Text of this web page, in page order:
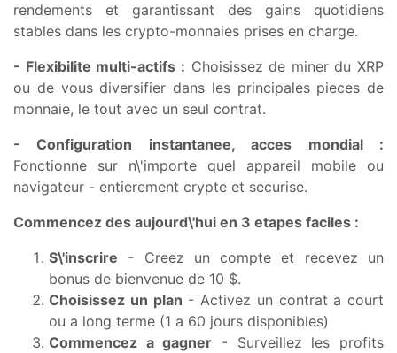
rendements et garantissant des gains quotidiens
stables dans les crypto-monnaies prises en charge.
- Flexibilite multi-actifs : Choisissez de miner du XRP
ou de vous diversifier dans les principales pieces de
monnaie, le tout avec un seul contrat.
- Configuration instantanee, acces mondial :
Fonctionne sur n\'importe quel appareil mobile ou
navigateur - entierement crypte et securise.
Commencez des aujourd\'hui en 3 etapes faciles :
S\'inscrire - Creez un compte et recevez un
bonus de bienvenue de 10 $.
Choisissez un plan - Activez un contrat a court
ou a long terme (1 a 60 jours disponibles)
Commencez a gagner - Surveillez les profits